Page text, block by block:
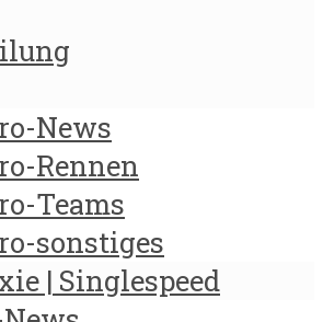
News
Rennen
Teams
sonstiges
| Singlespeed